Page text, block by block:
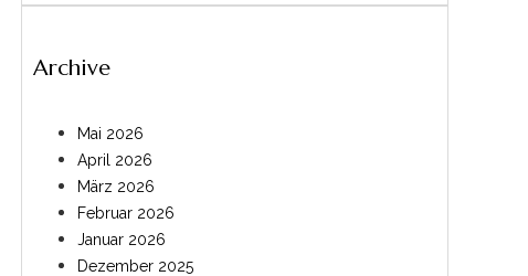
Archive
Mai 2026
April 2026
März 2026
Februar 2026
Januar 2026
Dezember 2025